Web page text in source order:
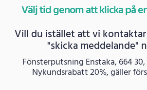
Välj tid genom att klicka på
Vill du istället att vi
"skicka meddelande"
Fönsterputsning Enstaka, 664
Nykundsrabatt 20%, gäller